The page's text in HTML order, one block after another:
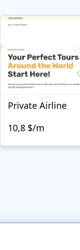
Private Airline
10,8 $/m